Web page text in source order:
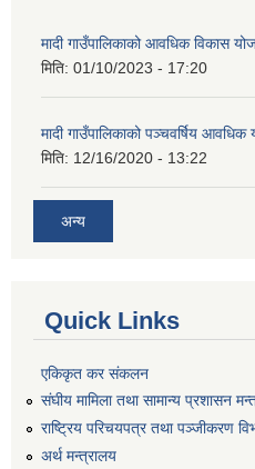
मादी गाउँपालिकाको आवधिक विकास
मिति: 01/10/2023 - 17:20
मादी गाउँपालिकाको पञ्चवर्षिय आवधिक
मिति: 12/16/2020 - 13:22
अन्य
Quick Links
एकिकृत कर संकलन
संघीय मामिला तथा सामान्य प्रशासन
राष्ट्रिय परिचयपत्र तथा पञ्जीकरण
अर्थ मन्त्रालय